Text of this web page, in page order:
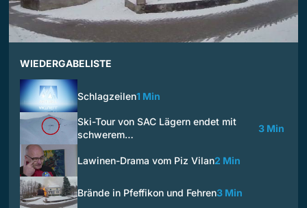
WIEDERGABELISTE
Schlagzeilen1 Min
Ski-Tour von SAC Lägern endet mit
schwerem…
3 Min
Lawinen-Drama vom Piz Vilan2 Min
Brände in Pfeffikon und Fehren3 Min